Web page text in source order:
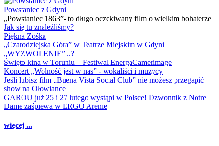
Powstaniec z Gdyni
„Powstaniec 1863”- to długo oczekiwany film o wielkim bohaterze
Jak się tu znaleźliśmy?
Piękna Zośka
„Czarodziejska Góra” w Teatrze Miejskim w Gdyni
„WYZWOLENIE”...?
Święto kina w Toruniu – Festiwal EnergaCamerimage
Koncert „Wolność jest w nas” - wokaliści i muzycy
Jeśli lubisz film „Buena Vista Social Club” nie możesz przegapić
show na Ołowiance
GAROU już 25 i 27 lutego wystąpi w Polsce! Dzwonnik z Notre
Dame zaśpiewa w ERGO Arenie
więcej ...